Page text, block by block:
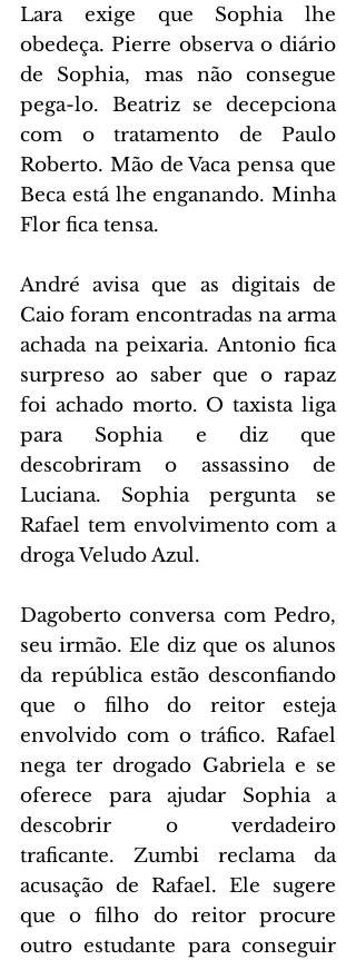
Lara exige que Sophia lhe
obedeça. Pierre observa o diário
de Sophia, mas não consegue
pega-lo. Beatriz se decepciona
com o tratamento de Paulo
Roberto. Mão de Vaca pensa que
Beca está lhe enganando. Minha
Flor fica tensa.
André avisa que as digitais de
Caio foram encontradas na arma
achada na peixaria. Antonio fica
surpreso ao saber que o rapaz
foi achado morto. O taxista liga
para Sophia e diz que
descobriram o assassino de
Luciana. Sophia pergunta se
Rafael tem envolvimento com a
droga Veludo Azul.
Dagoberto conversa com Pedro,
seu irmão. Ele diz que os alunos
da república estão desconfiando
que o filho do reitor esteja
envolvido com o tráfico. Rafael
nega ter drogado Gabriela e se
oferece para ajudar Sophia a
descobrir o verdadeiro
traficante. Zumbi reclama da
acusação de Rafael. Ele sugere
que o filho do reitor procure
outro estudante para conseguir